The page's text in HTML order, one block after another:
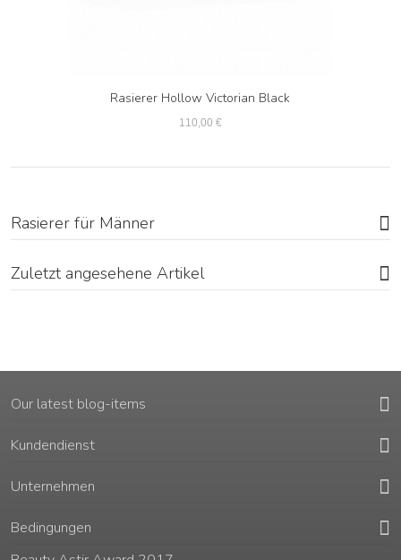
Rasierer Hollow Victorian Black
110,00 €
Rasierer für Männer
Zuletzt angesehene Artikel
Our latest blog-items
Kundendienst
Unternehmen
Bedingungen